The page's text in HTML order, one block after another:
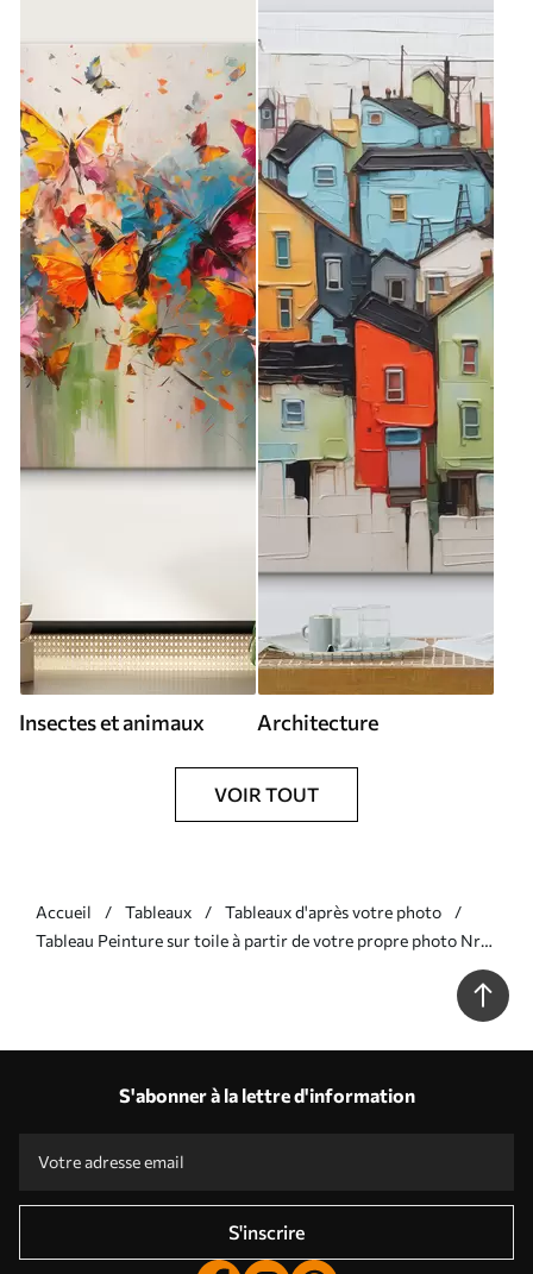
Insectes et animaux Architecture
VOIR TOUT
Accueil Tableaux
Tableaux d'après votre photo
Tableau Peinture sur toile à partir de votre propre photo Nr
S'abonner à la lettre d'information
S'inscrire